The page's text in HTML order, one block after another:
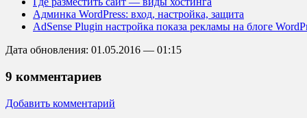
Админка WordPress: вход, настройка, защита
AdSense Plugin настройка показа рекламы на блоге
Дата обновления: 01.05.2016 — 01:15
9 комментариев
Добавить комментарий